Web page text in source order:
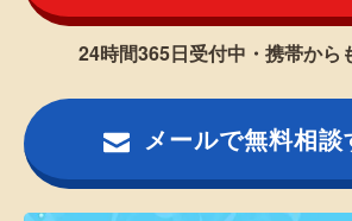
24時間365日受付中・携帯から
メールで無料相談